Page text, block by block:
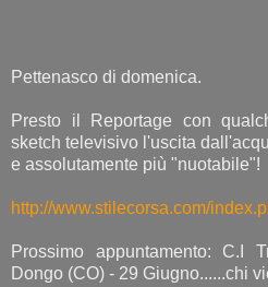
Pettenasco di domenica.
Presto il Reportage con
sketch televisivo l'uscita
e assolutamente più "nuotabile"!
http://www.stilecorsa.com/
Prossimo appuntamento: C.I
Dongo (CO) - 29 Giugno......chi